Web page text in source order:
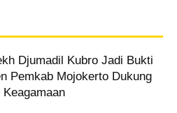
Djumadil Kubro Jadi Bukti
Pemkab Mojokerto Dukung
Keagamaan